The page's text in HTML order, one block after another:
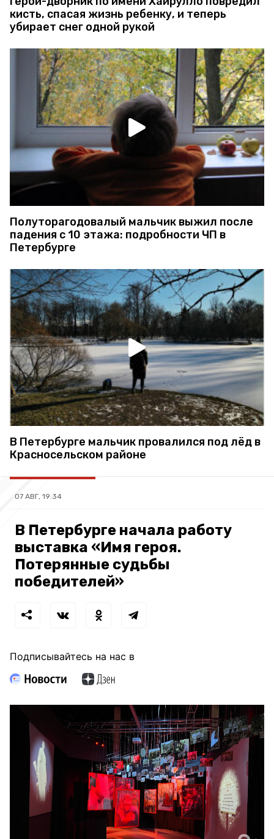
кисть, спасая жизнь ребенку, и теперь
убирает снег одной рукой
Полуторагодовалый мальчик выжил после
падения с 10 этажа: подробности ЧП в
Петербурге
В Петербурге мальчик провалился под лёд в
Красносельском районе
07 АВГ, 19:34
В Петербурге начала работу
выставка «Имя героя.
Потерянные судьбы
победителей»
Подписывайтесь на нас в